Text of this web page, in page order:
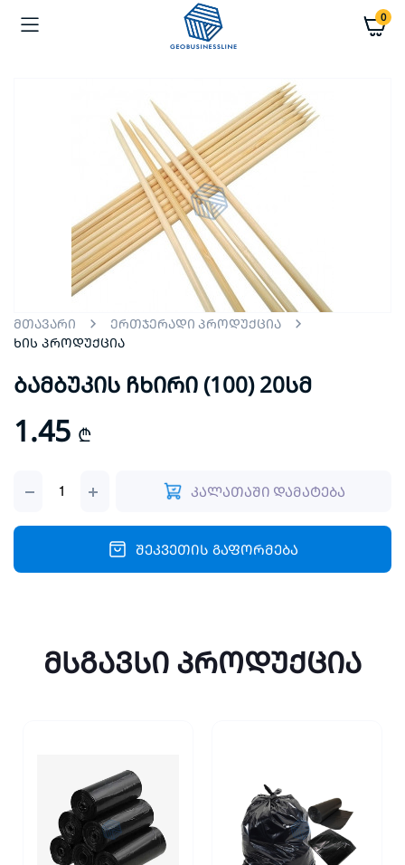
0
მთავარი
ერთჯერადი პროდუქცია
ხის პროდუქცია
ბამბუკის ჩხირი (100) 20სმ
1.45 ₾
ჩხირი
20სმ
კალათაში დამატება
შეკვეთის გაფორმება
მსგავსი პროდუქცია